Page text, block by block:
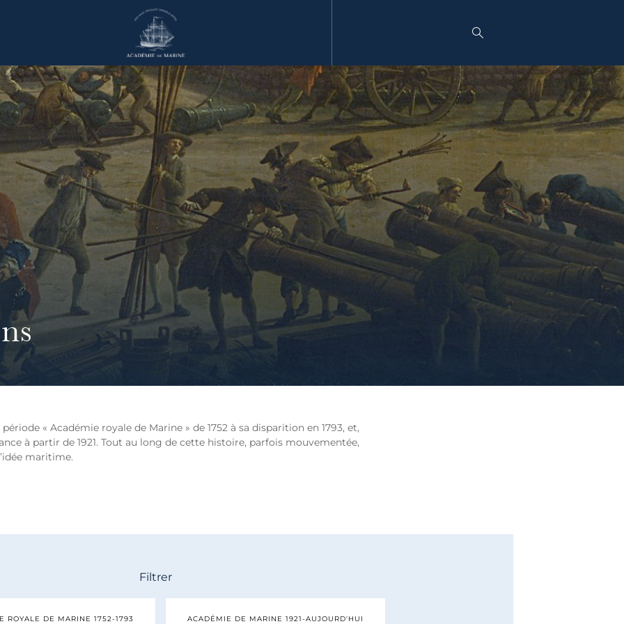
« Académie royale de Marine » de 1752 à sa disparition en 1793, et,
à partir de 1921. Tout au long de cette histoire, parfois mouvementée,
maritime.
Filtrer
ROYALE DE MARINE 1752-1793 ACADÉMIE DE MARINE 1921-AUJOURD'HUI